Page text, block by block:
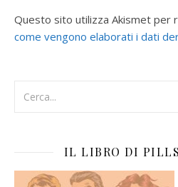
Questo sito utilizza Akismet per
come vengono elaborati i dati
IL LIBRO DI